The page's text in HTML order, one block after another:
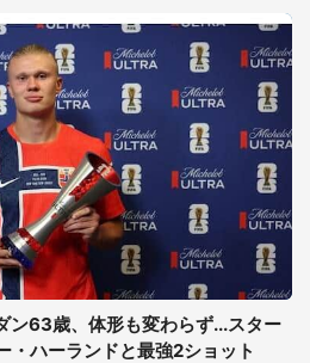
ン63歳、体形も変わらず...スター
・ハーランドと最強2ショット